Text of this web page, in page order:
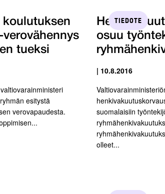
koulutuksen
tueksi
esitystä
verovapaudesta.
TIEDOTE
osuu
| 10.8.2016
suomalaisiin
olleet...